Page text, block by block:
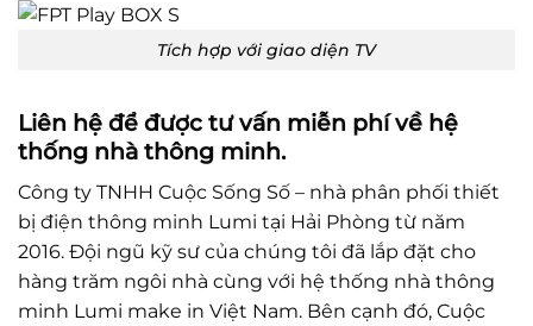
Tích hợp với giao diện TV
Liên hệ để được tư vấn miễn phí về hệ
thống nhà thông minh.
Công ty TNHH Cuộc Sống Số – nhà phân phối thiết
bị điện thông minh Lumi tại Hải Phòng từ năm
2016. Đội ngũ kỹ sư của chúng tôi đã lắp đặt cho
hàng trăm ngôi nhà cùng với hệ thống nhà thông
minh Lumi make in Việt Nam. Bên cạnh đó, Cuộc